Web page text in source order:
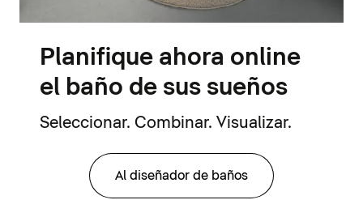
Planifique ahora online
el baño de sus sueños
Seleccionar. Combinar. Visualizar.
Al diseñador de baños